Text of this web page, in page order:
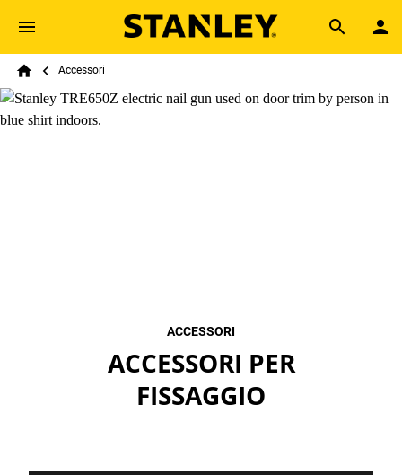
Skip to main content
Search
Breadcrumb
Accessori
ACCESSORI
ACCESSORI PER
FISSAGGIO